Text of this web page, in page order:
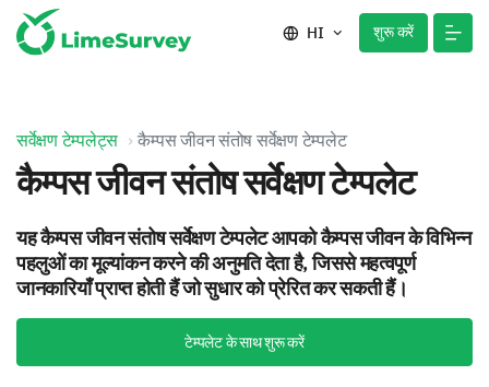
HI शुरू करें
सर्वेक्षण टेम्पलेट्स कैम्पस जीवन संतोष सर्वेक्षण टेम्पलेट
कैम्पस जीवन संतोष सर्वेक्षण टेम्पलेट
यह कैम्पस जीवन संतोष सर्वेक्षण टेम्पलेट आपको कैम्पस जीवन के विभिन्न
पहलुओं का मूल्यांकन करने की अनुमति देता है, जिससे महत्वपूर्ण
जानकारियाँ प्राप्त होती हैं जो सुधार को प्रेरित कर सकती हैं।
टेम्पलेट के साथ शुरू करें